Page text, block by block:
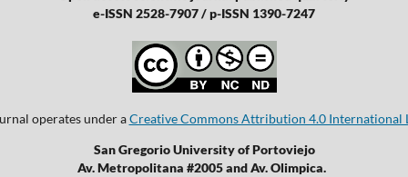
e-ISSN 2528-7907 / p-ISSN 1390-7247
operates under aCreative Commons Attribution 4.0 International
San Gregorio University of Portoviejo
Av. Metropolitana #2005 and Av. Olimpica.